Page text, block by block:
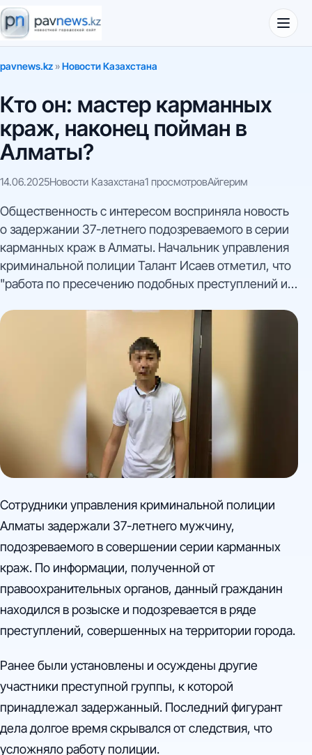
pavnews.kz »Новости Казахстана
Кто он: мастер карманных
краж, наконец пойман в
Алматы?
14.06.2025Новости Казахстана1 просмотровАйгерим
Общественность с интересом восприняла новость
о задержании 37-летнего подозреваемого в серии
карманных краж в Алматы. Начальник управления
криминальной полиции Талант Исаев отметил, что
"работа по пресечению подобных преступлений и
событие подчеркивает усилия
правоохранительных органов в борьбе с
преступностью. В настоящее время полицейские
проверяют задержанного на причастность к другим
имущественным преступлениям.
Сотрудники управления криминальной полиции
Алматы задержали 37-летнего мужчину,
подозреваемого в совершении серии карманных
краж. По информации, полученной от
правоохранительных органов, данный гражданин
находился в розыске и подозревается в ряде
преступлений, совершенных на территории города.
Ранее были установлены и осуждены другие
участники преступной группы, к которой
принадлежал задержанный. Последний фигурант
дела долгое время скрывался от следствия, что
усложняло работу полиции.